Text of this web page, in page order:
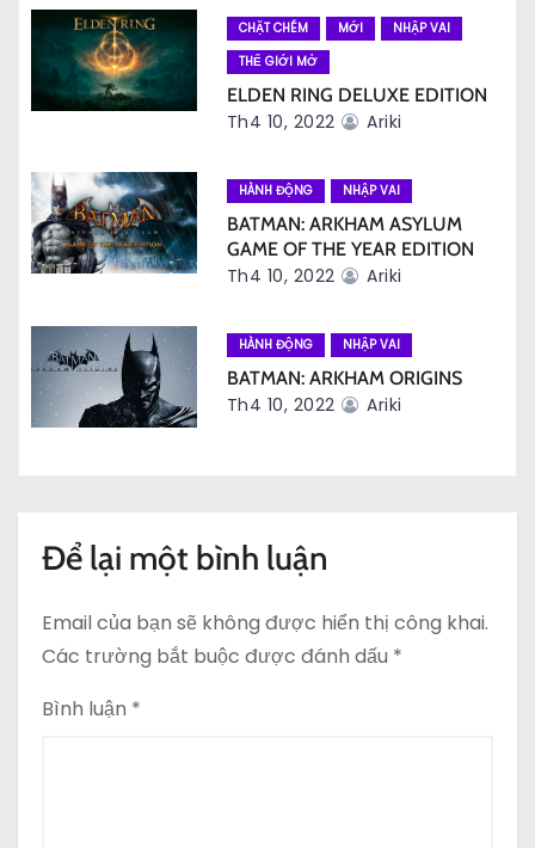
à
i
v
i
ế
CHẶT CHÉM MỚI
NHẬP VAI
THẾ GIỚI MỞ
ELDEN RING DELUXE EDITION
Th4 10, 2022 Ariki
HÀNH ĐỘNG NHẬP VAI
BATMAN: ARKHAM ASYLUM
GAME OF THE YEAR EDITION
Th4 10, 2022 Ariki
HÀNH ĐỘNG NHẬP VAI
BATMAN: ARKHAM ORIGINS
Th4 10, 2022 Ariki
Để lại một bình luận
Email của bạn sẽ không được hiển thị công khai.
Các trường bắt buộc được đánh dấu *
Bình luận *